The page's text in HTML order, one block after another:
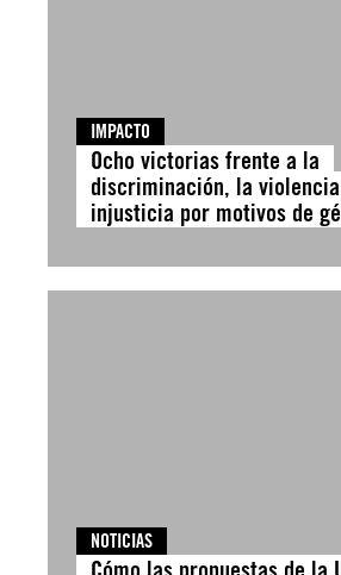
IMPACTO
Ocho victorias frente a la
discriminación, la
injusticia por motivos de
NOTICIAS